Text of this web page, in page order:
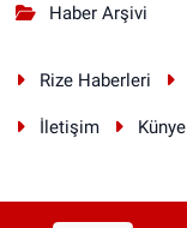
Haber Arşivi
Rize Haberleri
İletişim Künye